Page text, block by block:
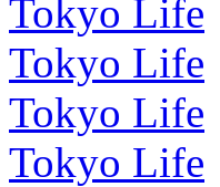
Tokyo Life
Tokyo Life
Tokyo Life
Tokyo Life